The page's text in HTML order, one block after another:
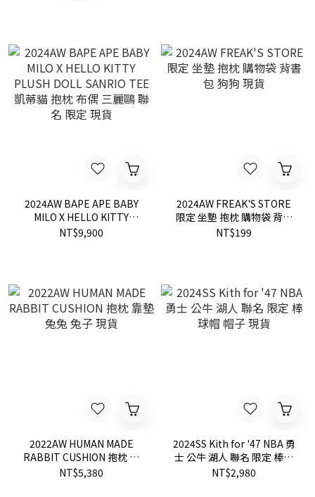
2024AW BAPE APE BABY
MILO X HELLO KITTY
PLUSH DOLL SANRIO TEE
NT$9,900
2024AW FREAK'S STORE
限定 坐墊 抱枕 購物袋 背書
包 狗狗 現貨
NT$199
2022AW HUMAN MADE
RABBIT CUSHION 抱枕 靠
墊 兔兔 兔子 現貨
NT$5,380
2024SS Kith for '47 NBA 勇
士 公牛 湖人 聯名 限定 棒球
帽 帽子 現貨
NT$2,980